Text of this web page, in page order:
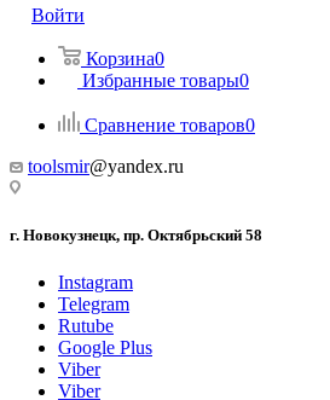
Войти
Корзина0
Избранные товары0
Сравнение товаров0
toolsmir@yandex.ru
г. Новокузнецк, пр. Октябрьский 58
Instagram
Telegram
Rutube
Google Plus
Viber
Viber